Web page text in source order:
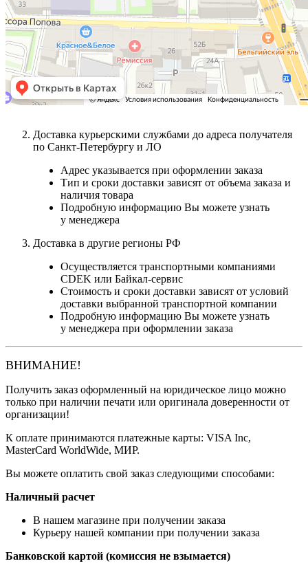
Доставка курьерскими службами до адреса получателя
по Санкт-Петербургу и ЛО
Адрес указывается при оформлении заказа
Тип и сроки доставки зависят от объема заказа и
наличия товара
Подробную информацию Вы можете узнать
у менеджера
Доставка в другие регионы РФ
Осуществляется транспортными компаниями
CDEK или Байкал-сервис
Стоимость и сроки доставки зависят от условий
доставки выбранной транспортной компании
Подробную информацию Вы можете узнать
у менеджера при оформлении заказа
ВНИМАНИЕ!
Получить заказ оформленный на юридическое лицо можно
только при наличии печати или оригинала доверенности от
организации!
К оплате принимаются платежные карты: VISA Inc,
MasterCard WorldWide, МИР.
Вы можете оплатить свой заказ следующими способами:
Наличный расчет
В нашем магазине при получении заказа
Курьеру нашей компании при получении заказа
Банковской картой (комиссия не взымается)